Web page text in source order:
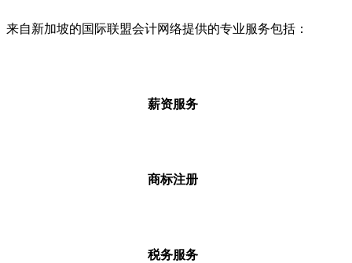
来自新加坡的国际联盟会计网络提供的专业服务包括：
薪资服务
商标注册
税务服务